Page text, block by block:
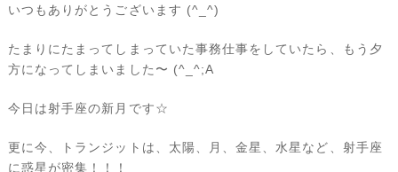
いつもありがとうございます (^_^)
たまりにたまってしまっていた事務仕事をしていたら、もう夕
方になってしまいました〜 (^_^;A
今日は射手座の新月です☆
更に今、トランジットは、太陽、月、金星、水星など、射手座
に惑星が密集！！！